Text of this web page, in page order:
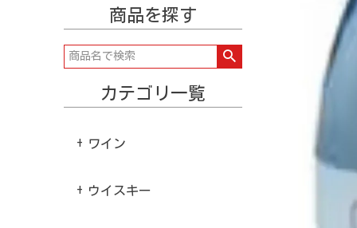
商品を探す
カテゴリ一覧
ワイン
ウイスキー